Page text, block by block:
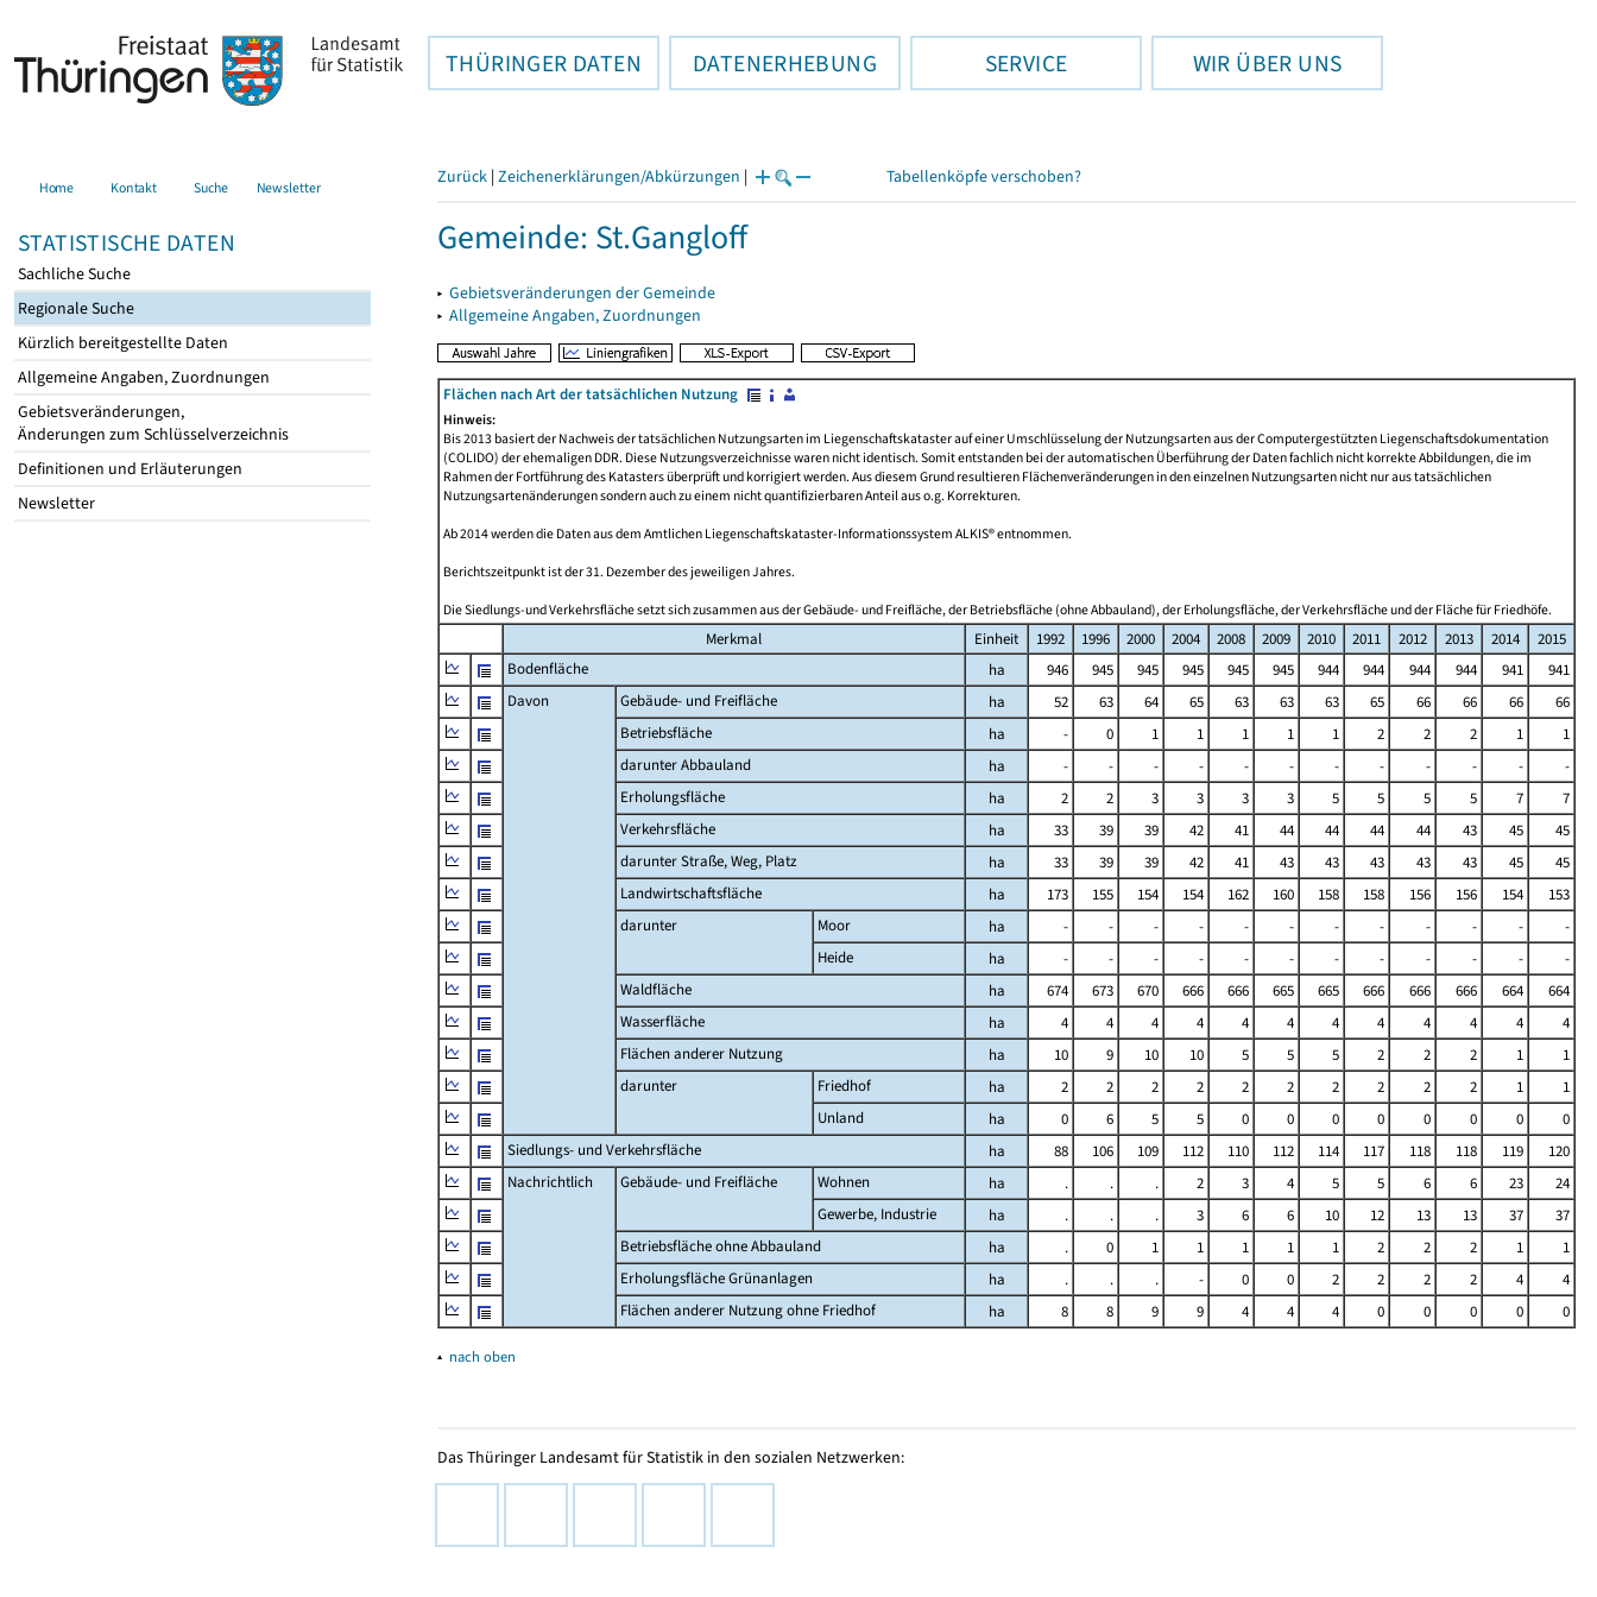
THÜRINGER DATEN DATENERHEBUNG SERVICE WIR ÜBER UNS
Home Kontakt Suche Newsletter
STATISTISCHE DATEN
Sachliche Suche
Regionale Suche
Kürzlich bereitgestellte Daten
Allgemeine Angaben, Zuordnungen
Gebietsveränderungen,
Änderungen zum Schlüsselverzeichnis
Definitionen und Erläuterungen
Newsletter
Zurück | Zeichenerklärungen/Abkürzungen | Tabellenköpfe verschoben?
Gemeinde: St.Gangloff
▸ Gebietsveränderungen der Gemeinde
▸ Allgemeine Angaben, Zuordnungen
Flächen nach Art der tatsächlichen Nutzung
Hinweis:
Bis 2013 basiert der Nachweis der tatsächlichen Nutzungsarten im Liegenschaftskataster auf einer Umschlüsselung der Nutzungsarten aus der Computergestützten Liegenschaftsdokumentation
(COLIDO) der ehemaligen DDR. Diese Nutzungsverzeichnisse waren nicht identisch. Somit entstanden bei der automatischen Überführung der Daten fachlich nicht korrekte Abbildungen, die im
Rahmen der Fortführung des Katasters überprüft und korrigiert werden. Aus diesem Grund resultieren Flächenveränderungen in den einzelnen Nutzungsarten nicht nur aus tatsächlichen
Nutzungsartenänderungen sondern auch zu einem nicht quantifizierbaren Anteil aus o.g. Korrekturen.
Ab 2014 werden die Daten aus dem Amtlichen Liegenschaftskataster-Informationssystem ALKIS® entnommen.
Berichtszeitpunkt ist der 31. Dezember des jeweiligen Jahres.
Die Siedlungs-und Verkehrsfläche setzt sich zusammen aus der Gebäude- und Freifläche, der Betriebsfläche (ohne Abbauland), der Erholungsfläche, der Verkehrsfläche und der Fläche für Friedhöfe.
Merkmal Einheit 1992 1996 2000 2004 2008 2009 2010 2011 2012 2013 2014
2015
Bodenfläche
ha 946 945 945 945 945 945 944 944 944 944 941
941
Davon
Gebäude- und Freifläche ha 52 63 64 65 63 63 63 65 66 66 66
66
Betriebsfläche
ha - 0 1 1 1 1 1 2 2 2 1
1
darunter Abbauland
ha - - - - - - - - - - -
-
Erholungsfläche
ha 2 2 3 3 3 3 5 5 5 5 7
7
Verkehrsfläche
ha 33 39 39 42 41 44 44 44 44 43 45
45
darunter Straße, Weg, Platz
ha 33 39 39 42 41 43 43 43 43 43 45
45
Landwirtschaftsfläche
ha 173 155 154 154 162 160 158 158 156 156 154
153
darunter
Moor ha - - - - - - - - - - -
-
Heide
ha - - - - - - - - - - -
-
Waldfläche
ha 674 673 670 666 666 665 665 666 666 666 664
664
Wasserfläche
ha 4 4 4 4 4 4 4 4 4 4 4
4
Flächen anderer Nutzung
ha 10 9 10 10 5 5 5 2 2 2 1
1
darunter
Friedhof ha 2 2 2 2 2 2 2 2 2 2 1
1
Unland
ha 0 6 5 5 0 0 0 0 0 0 0
0
Siedlungs- und Verkehrsfläche
ha 88 106 109 112 110 112 114 117 118 118 119
120
Nachrichtlich
Gebäude- und Freifläche Wohnen ha . . . 2 3 4 5 5 6 6 23
24
Gewerbe, Industrie
ha . . . 3 6 6 10 12 13 13 37
37
Betriebsfläche ohne Abbauland
ha . 0 1 1 1 1 1 2 2 2 1
1
Erholungsfläche Grünanlagen
ha . . . - 0 0 2 2 2 2 4
4
Flächen anderer Nutzung ohne Friedhof
ha 8 8 9 9 4 4 4 0 0 0 0 0
▴ nach oben
Das Thüringer Landesamt für Statistik in den sozialen Netzwerken: